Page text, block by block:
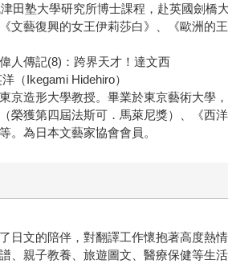
田塾大學研究所博士課程，赴英國劍橋
文藝復興的女王伊莉莎白》、《歐洲的
人傳記(8)：跨界天才！達文西
（Ikegami Hidehiro）
京造形大學教授。畢業於東京藝術大學
榮獲第四屆法斯可．馬萊尼獎）、《西
。為日本文藝家協會會員。
日文的陪伴，對翻譯工作懷抱著高度熱情
、親子教養、旅遊圖文、醫療保健等生